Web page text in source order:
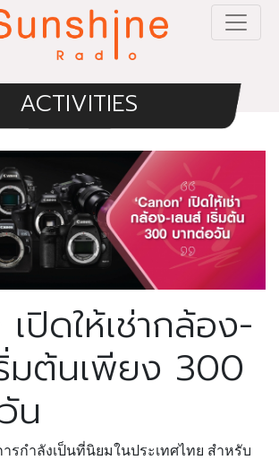
ACTIVITIES
ปิดให้เช่ากล้อง-
มต้นเพียง 300
น
กำลังเป็นที่นิยมในประเทศไทย สำหรับ